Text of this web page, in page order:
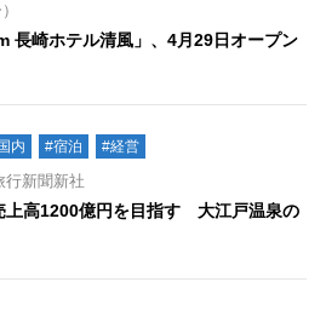
長崎ホテル清風」、4月29日オープン
内 #宿泊 #経営
行新聞新社
上高1200億円を目指す 大江戸温泉の